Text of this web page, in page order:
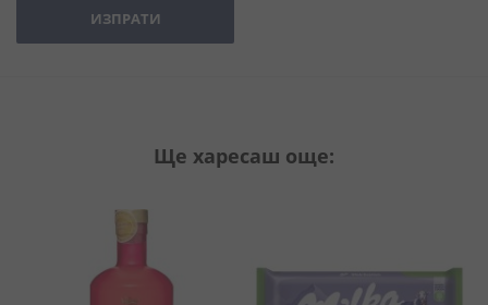
ИЗПРАТИ
Ще харесаш още: